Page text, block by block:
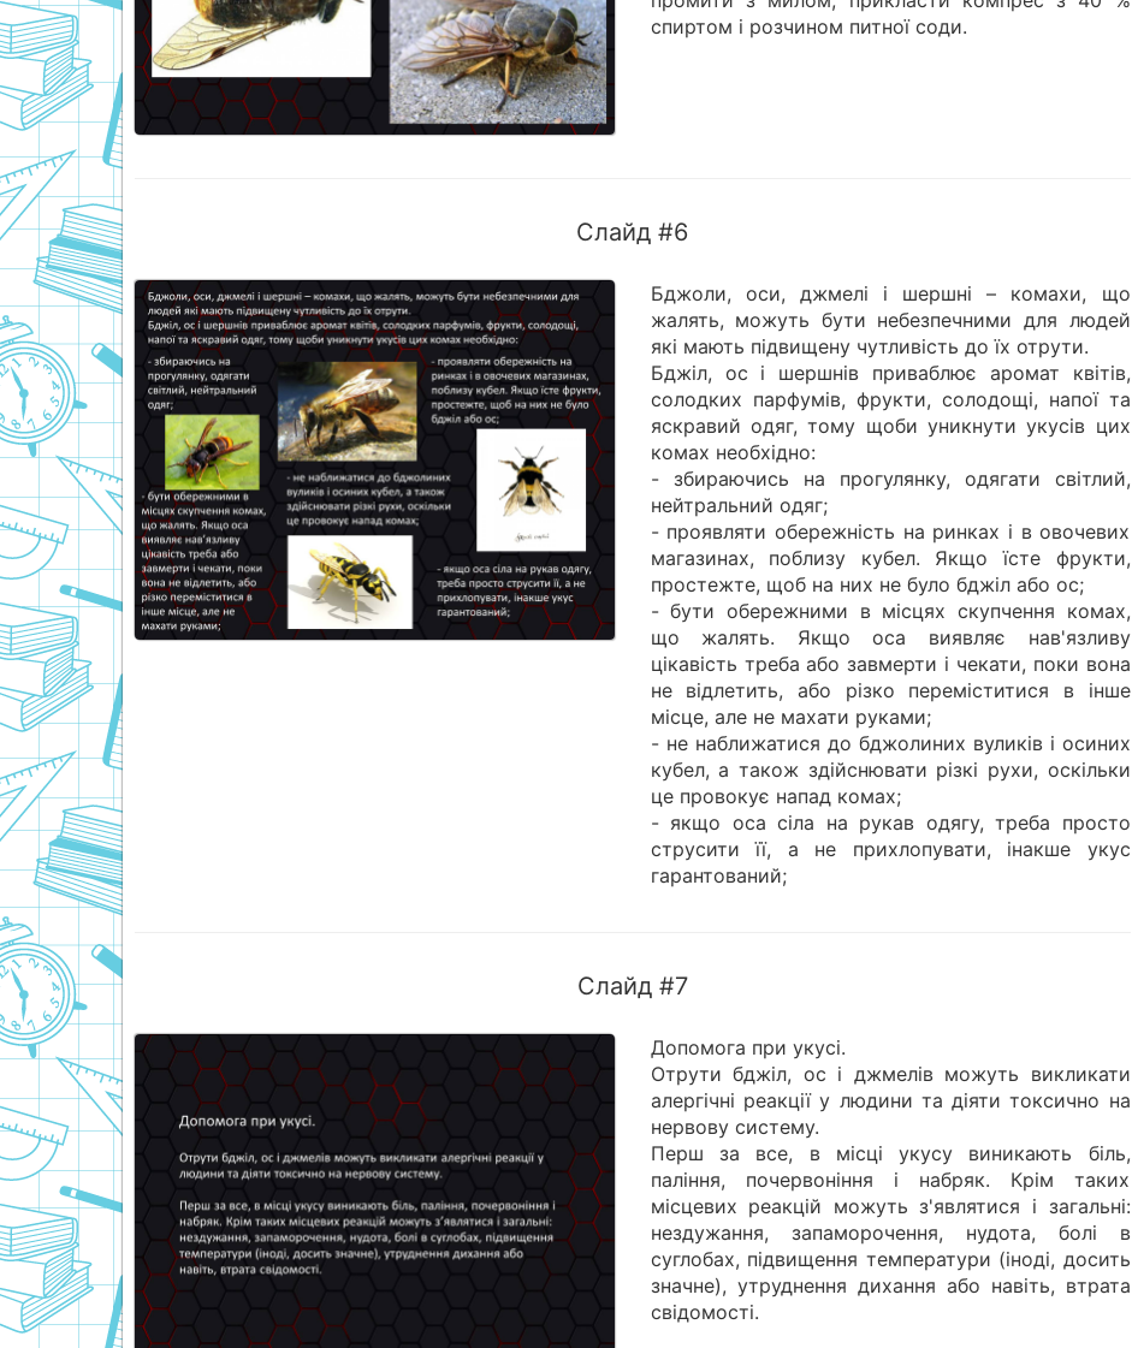
спиртом і розчином питної соди.
Слайд #6
Бджоли, оси, джмелі і шершні – комахи, що
жалять, можуть бути небезпечними для людей
які мають підвищену чутливість до їх отрути.
Бджіл, ос і шершнів приваблює аромат квітів,
солодких парфумів, фрукти, солодощі, напої та
яскравий одяг, тому щоби уникнути укусів цих
комах необхідно:
- збираючись на прогулянку, одягати світлий,
нейтральний одяг;
- проявляти обережність на ринках і в овочевих
магазинах, поблизу кубел. Якщо їсте фрукти,
простежте, щоб на них не було бджіл або ос;
- бути обережними в місцях скупчення комах,
що жалять. Якщо оса виявляє нав'язливу
цікавість треба або завмерти і чекати, поки вона
не відлетить, або різко переміститися в інше
місце, але не махати руками;
- не наближатися до бджолиних вуликів і осиних
кубел, а також здійснювати різкі рухи, оскільки
це провокує напад комах;
- якщо оса сіла на рукав одягу, треба просто
струсити її, а не прихлопувати, інакше укус
гарантований;
Слайд #7
Допомога при укусі.
Отрути бджіл, ос і джмелів можуть викликати
алергічні реакції у людини та діяти токсично на
нервову систему.
Перш за все, в місці укусу виникають біль,
паління, почервоніння і набряк. Крім таких
місцевих реакцій можуть з'являтися і загальні:
нездужання, запаморочення, нудота, болі в
суглобах, підвищення температури (іноді, досить
значне), утруднення дихання або навіть, втрата
свідомості.